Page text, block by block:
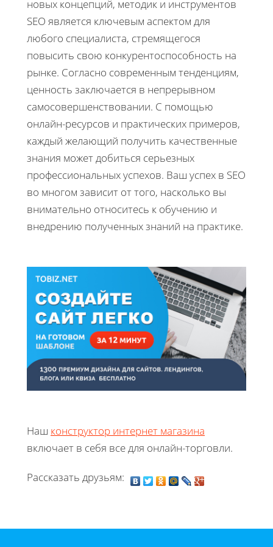
новых концепций, методик и инструментов
SEO является ключевым аспектом для
любого специалиста, стремящегося
повысить свою конкурентоспособность на
рынке. Согласно современным тенденциям,
ценность заключается в непрерывном
самосовершенствовании. С помощью
онлайн-ресурсов и практических примеров,
каждый желающий получить качественные
знания может добиться серьезных
профессиональных успехов. Ваш успех в SEO
во многом зависит от того, насколько вы
внимательно относитесь к обучению и
внедрению полученных знаний на практике.
Наш конструктор интернет магазина
включает в себя все для онлайн-торговли.
Рассказать друзьям: